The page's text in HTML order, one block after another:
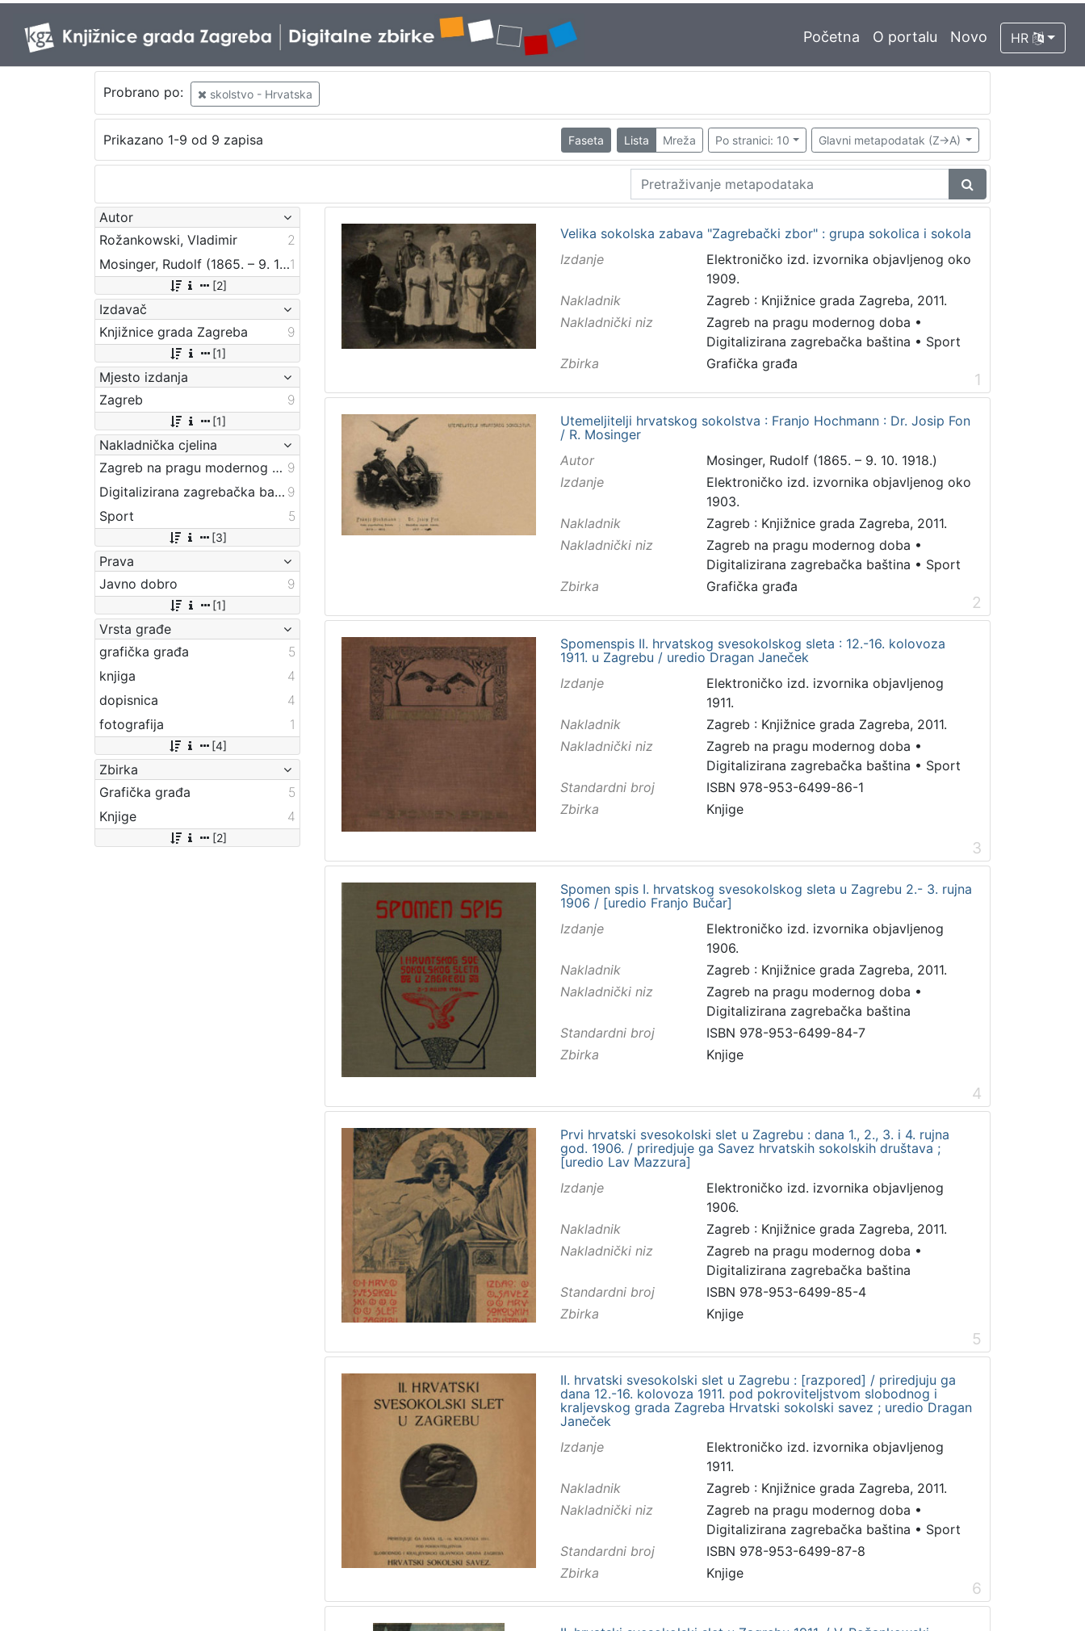
Početna O portalu Novo HR
Probrano po: skolstvo - Hrvatska
Prikazano 1-9 od 9 zapisa Faseta Lista Mreža Po stranici: 10 Glavni metapodatak (Z->A)
Autor
Rožankowski, Vladimir
2
Mosinger, Rudolf (1865. – 9. 10. 1918.)1
[2]
Izdavač
Knjižnice grada Zagreba
9
[1]
Mjesto izdanja
Zagreb
9
[1]
Nakladnička cjelina
Zagreb na pragu modernog doba 9
Digitalizirana zagrebačka baština 9
Sport
5
[3]
Prava
Javno dobro
9
[1]
Vrsta građe
grafička građa
5
knjiga
4
dopisnica
4
fotografija
1
[4]
Zbirka
Grafička građa
5
Knjige
4
[2]
Velika sokolska zabava "Zagrebački zbor" : grupa sokolica i sokola
Izdanje
Elektroničko izd. izvornika objavljenog oko
1909.
Nakladnik
Zagreb : Knjižnice grada Zagreba, 2011.
Nakladnički niz
Zagreb na pragu modernog doba •
Digitalizirana zagrebačka baština • Sport
Zbirka
Grafička građa
1
Utemeljitelji hrvatskog sokolstva : Franjo Hochmann : Dr. Josip Fon
/ R. Mosinger
Autor
Mosinger, Rudolf (1865. – 9. 10. 1918.)
Izdanje
Elektroničko izd. izvornika objavljenog oko
1903.
Nakladnik
Zagreb : Knjižnice grada Zagreba, 2011.
Nakladnički niz
Zagreb na pragu modernog doba •
Digitalizirana zagrebačka baština • Sport
Zbirka
Grafička građa
2
Spomenspis II. hrvatskog svesokolskog sleta : 12.-16. kolovoza
1911. u Zagrebu / uredio Dragan Janeček
Izdanje
Elektroničko izd. izvornika objavljenog
1911.
Nakladnik
Zagreb : Knjižnice grada Zagreba, 2011.
Nakladnički niz
Zagreb na pragu modernog doba •
Digitalizirana zagrebačka baština • Sport
Standardni broj
ISBN 978-953-6499-86-1
Zbirka
Knjige
3
Spomen spis I. hrvatskog svesokolskog sleta u Zagrebu 2.- 3. rujna
1906 / [uredio Franjo Bučar]
Izdanje
Elektroničko izd. izvornika objavljenog
1906.
Nakladnik
Zagreb : Knjižnice grada Zagreba, 2011.
Nakladnički niz
Zagreb na pragu modernog doba •
Digitalizirana zagrebačka baština
Standardni broj
ISBN 978-953-6499-84-7
Zbirka
Knjige
4
Prvi hrvatski svesokolski slet u Zagrebu : dana 1., 2., 3. i 4. rujna
god. 1906. / priredjuje ga Savez hrvatskih sokolskih društava ;
[uredio Lav Mazzura]
Izdanje
Elektroničko izd. izvornika objavljenog
1906.
Nakladnik
Zagreb : Knjižnice grada Zagreba, 2011.
Nakladnički niz
Zagreb na pragu modernog doba •
Digitalizirana zagrebačka baština
Standardni broj
ISBN 978-953-6499-85-4
Zbirka
Knjige
5
II. hrvatski svesokolski slet u Zagrebu : [razpored] / priredjuju ga
dana 12.-16. kolovoza 1911. pod pokroviteljstvom slobodnog i
kraljevskog grada Zagreba Hrvatski sokolski savez ; uredio Dragan
Janeček
Izdanje
Elektroničko izd. izvornika objavljenog
1911.
Nakladnik
Zagreb : Knjižnice grada Zagreba, 2011.
Nakladnički niz
Zagreb na pragu modernog doba •
Digitalizirana zagrebačka baština • Sport
Standardni broj
ISBN 978-953-6499-87-8
Zbirka
Knjige
6